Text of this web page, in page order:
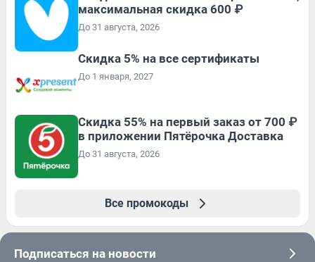
максимальная скидка 600 ₽
До 31 августа, 2026
Скидка 5% на все сертификаты
До 1 января, 2027
Скидка 55% на первый заказ от 700 ₽
в приложении Пятёрочка Доставка
До 31 августа, 2026
Все промокоды
Подписаться на новости